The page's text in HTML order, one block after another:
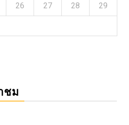
26 27 28 29
ชม